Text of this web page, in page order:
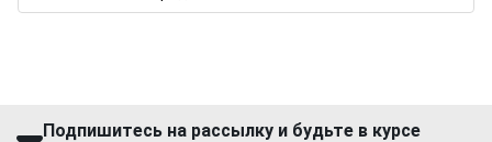
Подпишитесь на рассылку и будьте в курсе